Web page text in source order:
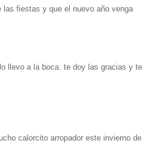
las fiestas y que el nuevo año venga
llevo a la boca. te doy las gracias y te
calorcito arropador este invierno de